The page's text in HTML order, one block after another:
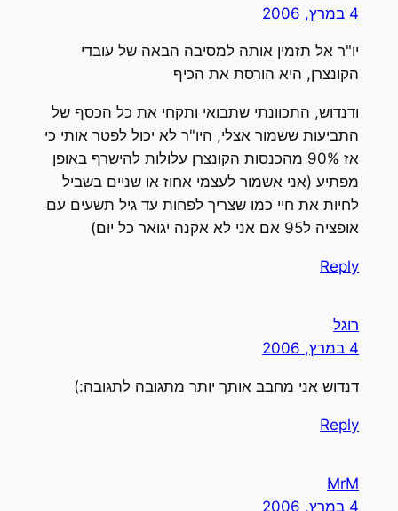
4 במרץ, 2006
יו"ר אל תזמין אותה למסיבה הבאה של עובדי
הקונצרן, היא הורסת את הכיף
ודנדוש, התכוונתי שתבואי ותקחי את כל הכסף של
התביעות ששמור אצלי, היו"ר לא יכול לפטר אותי כי
אז 90% מהכנסות הקונצרן עלולות להישרף באופן
מפתיע (אני אשמור לעצמי אחוז או שניים בשביל
לחיות את חיי כמו שצריך לפחות עד גיל תשעים עם
אופציה ל95 אם אני לא אקנה יגואר כל יום)
Reply
רוגל
4 במרץ, 2006
דנדוש אני מחבב אותך יותר מתגובה לתגובה:)
Reply
MrM
4 במרץ, 2006